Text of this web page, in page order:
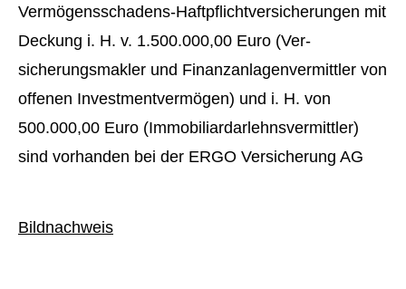
Vermögensschadens-Haft­pflichtversicherungen mit
Deckung i. H. v. 1.500.000,00 Euro (Ver­
sicherungs­makler und Finanzanlagenvermittler von
offenen Investmentvermögen) und i. H. von
500.000,00 Euro (Immobiliardarlehnsvermittler)
sind vorhanden bei der ERGO Versicherung AG
Bildnachweis